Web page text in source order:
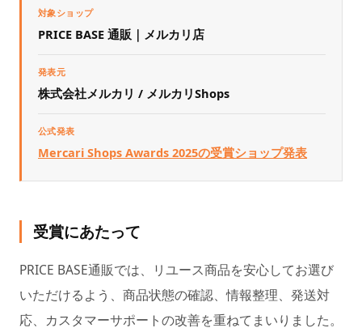
対象ショップ
PRICE BASE 通販｜メルカリ店
発表元
株式会社メルカリ / メルカリShops
公式発表
Mercari Shops Awards 2025の受賞ショップ発表
受賞にあたって
PRICE BASE通販では、リユース商品を安心してお選び
いただけるよう、商品状態の確認、情報整理、発送対
応、カスタマーサポートの改善を重ねてまいりました。